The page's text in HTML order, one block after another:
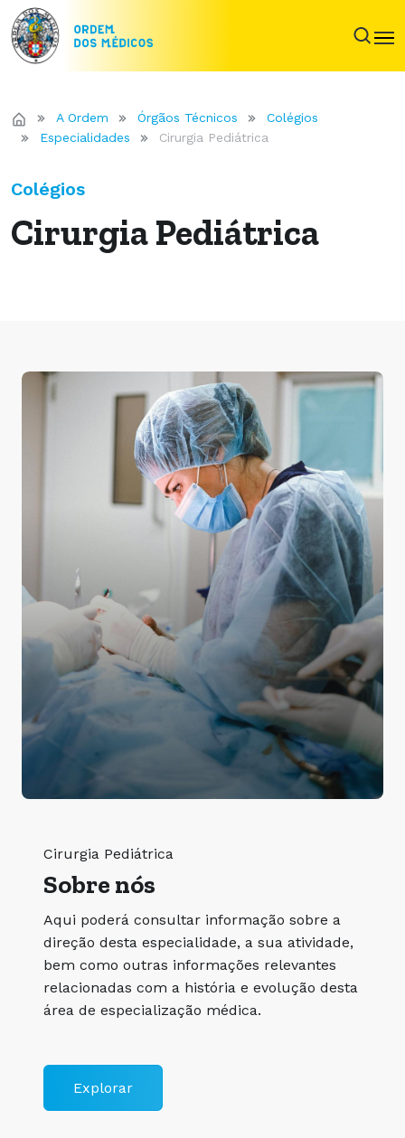
A Ordem Órgãos Técnicos
Colégios
Especialidades
Cirurgia Pediátrica
Colégios
Cirurgia Pediátrica
Cirurgia Pediátrica
Sobre nós
Aqui poderá consultar informação sobre a
direção desta especialidade, a sua atividade,
bem como outras informações relevantes
relacionadas com a história e evolução desta
área de especialização médica.
Explorar